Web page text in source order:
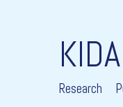
Research